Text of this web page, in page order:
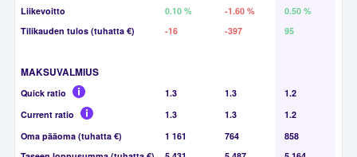
Liikevoitto
0.10 % -1.60 %
0.50 %
Tilikauden tulos (tuhatta €)
-16 -397 95
MAKSUVALMIUS
Quick ratio 1.3 1.3
1.2
Current ratio
1.3 1.3
1.2
Oma pääoma (tuhatta €)
1 161 764
858